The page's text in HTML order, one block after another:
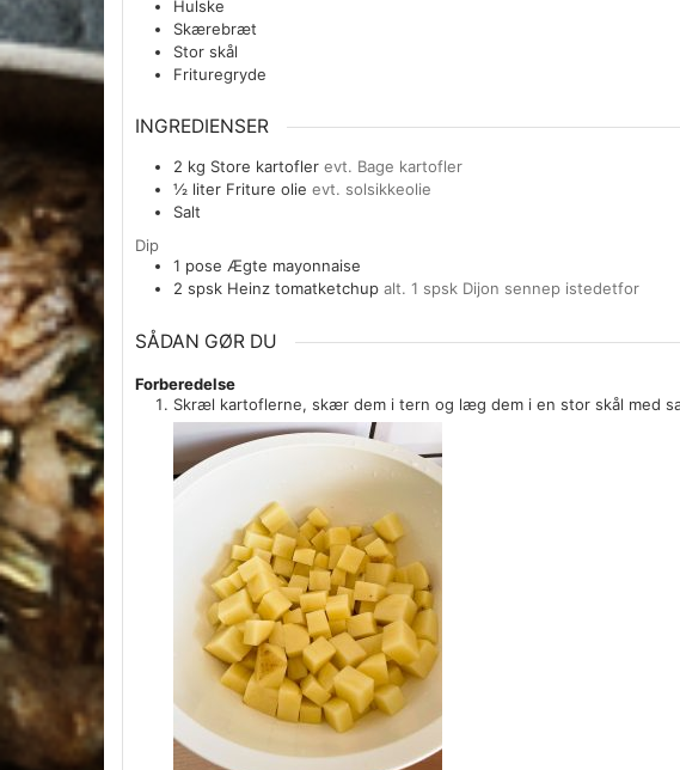
Hulske
Skærebræt
Stor skål
Frituregryde
INGREDIENSER
2 kg Store kartofler evt. Bage kartofler
½ liter Friture olie evt. solsikkeolie
Salt
Dip
1 pose Ægte mayonnaise
2 spsk Heinz tomatketchup alt. 1 spsk Dijon sennep istedetfor
SÅDAN GØR DU
Forberedelse
Skræl kartoflerne, skær dem i tern og læg dem i en stor skål med